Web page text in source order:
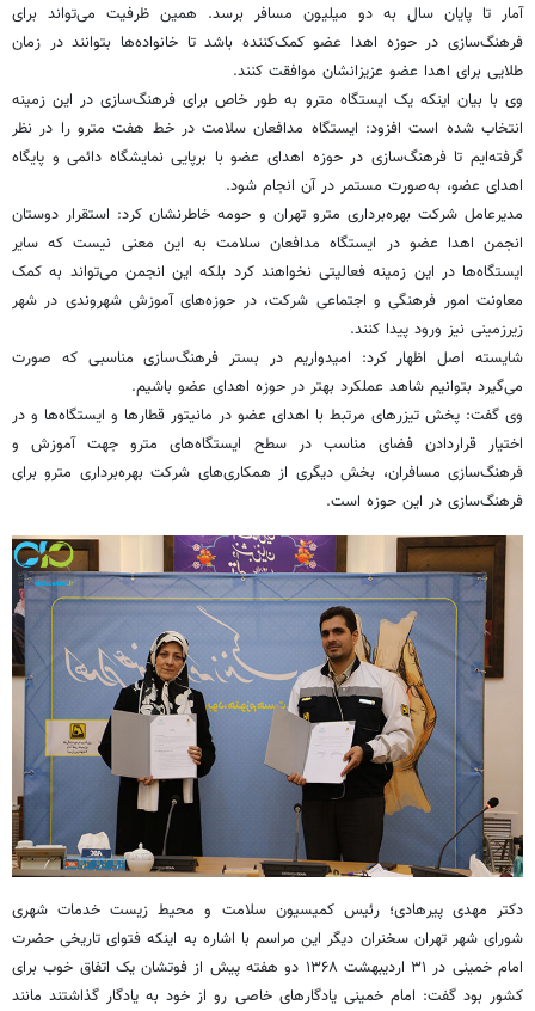
آمار تا پایان سال به دو میلیون مسافر برسد. همین ظرفیت می‌تواند برای
فرهنگ‌سازی در حوزه اهدا عضو کمک‌کننده باشد تا خانواده‌ها بتوانند در زمان
طلایی برای اهدا عضو عزیزانشان موافقت کنند.
وی با بیان اینکه یک ایستگاه مترو به طور خاص برای فرهنگ‌سازی در این زمینه
انتخاب شده است افزود: ایستگاه مدافعان سلامت در خط هفت مترو را در نظر
گرفته‌ایم تا فرهنگ‌سازی در حوزه اهدای عضو با برپایی نمایشگاه دائمی و پایگاه
اهدای عضو، به‌صورت مستمر در آن انجام شود.
مدیرعامل شرکت بهره‌برداری مترو تهران و حومه خاطرنشان کرد: استقرار دوستان
انجمن اهدا عضو در ایستگاه مدافعان سلامت به این معنی نیست که سایر
ایستگاه‌ها در این زمینه فعالیتی نخواهند کرد بلکه این انجمن می‌تواند به کمک
معاونت امور فرهنگی و اجتماعی شرکت، در حوزه‌های آموزش شهروندی در شهر
زیرزمینی نیز ورود پیدا کنند.
شایسته اصل اظهار کرد: امیدواریم در بستر فرهنگ‌سازی مناسبی که صورت
می‌گیرد بتوانیم شاهد عملکرد بهتر در حوزه اهدای عضو باشیم.
وی گفت: پخش تیزرهای مرتبط با اهدای عضو در مانیتور قطارها و ایستگاه‌ها و در
اختیار قراردادن فضای مناسب در سطح ایستگاه‌های مترو جهت آموزش و
فرهنگ‌سازی مسافران، بخش دیگری از همکاری‌های شرکت بهره‌برداری مترو برای
فرهنگ‌سازی در این حوزه است.
دکتر مهدی پیرهادی؛ رئیس کمیسیون سلامت و محیط زیست خدمات شهری
شورای شهر تهران سخنران دیگر این مراسم با اشاره به اینکه فتوای تاریخی حضرت
امام خمینی در ۳۱ اردیبهشت ۱۳۶۸ دو هفته پیش از فوتشان یک اتفاق خوب برای
کشور بود گفت: امام خمینی یادگارهای خاصی رو از خود به یادگار گذاشتند مانند